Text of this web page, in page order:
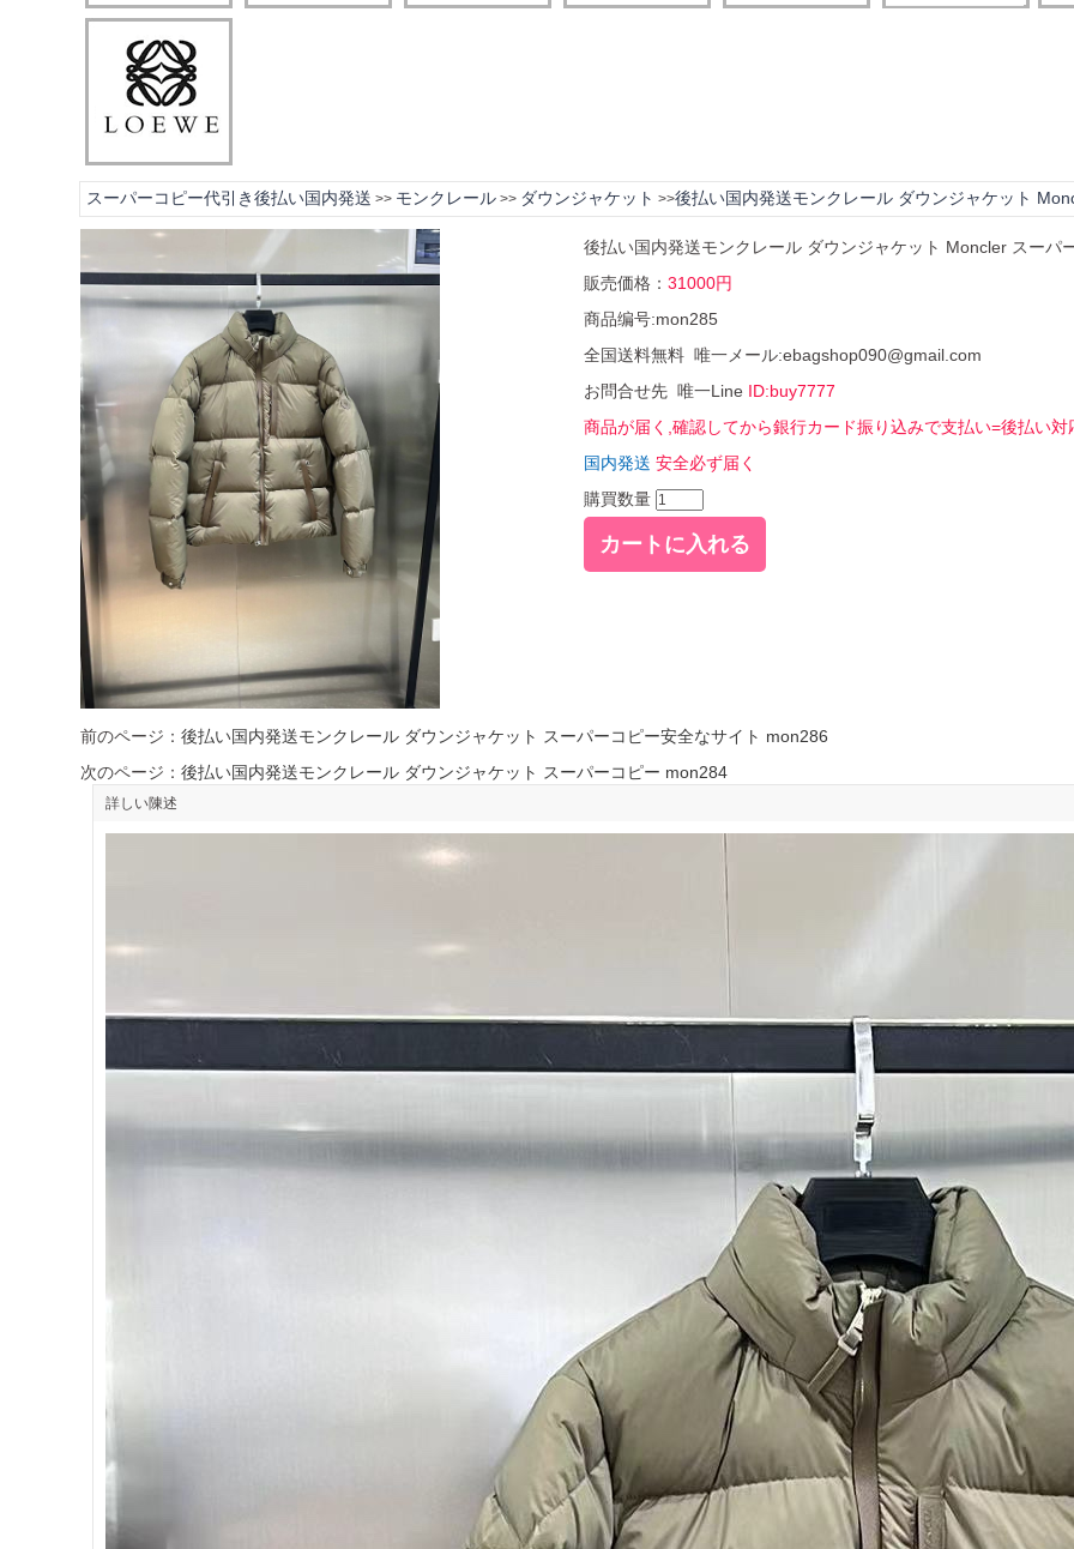
スーパーコピー代引き後払い国内発送 >> モンクレール >> ダウンジャケット >>後払い国内発送モンクレール ダウンジャケット
後払い国内発送モンクレール ダウンジャケット Moncler スーパ
販売価格： 31000円
商品编号:mon285
全国送料無料 唯一メール:ebagshop090@gmail.com
お問合せ先 唯一Line ID:buy7777
商品が届く,確認してから銀行カード振り込みで支払い=後払い対
国内発送 安全必ず届く
購買数量
前のページ： 後払い国内発送モンクレール ダウンジャケット スーパーコピー安全なサイト mon286
次のページ： 後払い国内発送モンクレール ダウンジャケット スーパーコピー mon284
詳しい陳述